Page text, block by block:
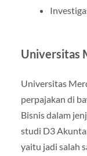
Universitas
Universitas
perpajakan di
Bisnis dalam
studi D3
yaitu jadi salah